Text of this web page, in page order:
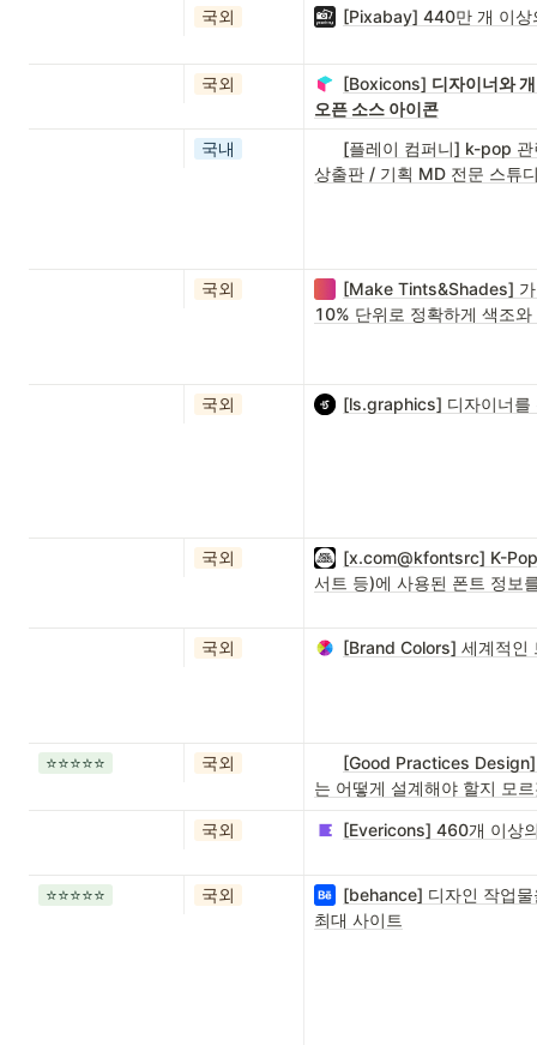
국외 [Pixabay] 440만 개 이상
국외 [Boxicons] 디자이너와
오픈 소스 아이콘
국내
[플레이 컴퍼니] k-pop 관
상출판 / 기획 MD 전문 스튜
국외
[Make Tints&Shades] 가
10% 단위로 정확하게 색조
국외 [ls.graphics] 디자이너를
국외
[x.com@kfontsrc] K-
서트 등)에 사용된 폰트 정보
국외 [Brand Colors] 세계적인
⭐️⭐️⭐️⭐️⭐️ 국외
[Good Practices Design]
는 어떻게 설계해야 할지 모
국외 [Evericons] 460개 이상
⭐️⭐️⭐️⭐️⭐️ 국외
[behance] 디자인 작업
최대 사이트